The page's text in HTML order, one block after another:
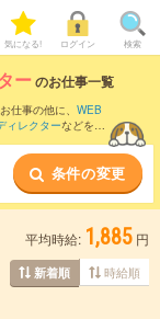
気になる! ログイン 検索
ーのお仕事一覧
仕事の他に、 WEB
ィレクターなどを取
ターのお仕事と
条件の変更
平均時給: 1,885 円
新着順 時給順